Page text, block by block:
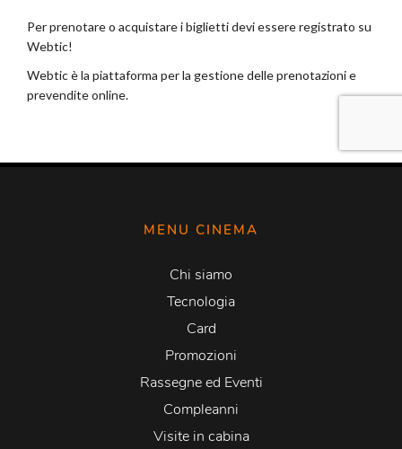
MENU CINEMA
Chi siamo
Tecnologia
Card
Promozioni
Rassegne ed Eventi
Compleanni
Visite in cabina